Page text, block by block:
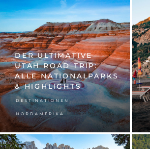
DER ULTIMATIVE
UTAH ROAD TRIP:
ALLE NATIONALPARKS
& HIGHLIGHTS
DESTINATIONEN
NORDAMERIKA